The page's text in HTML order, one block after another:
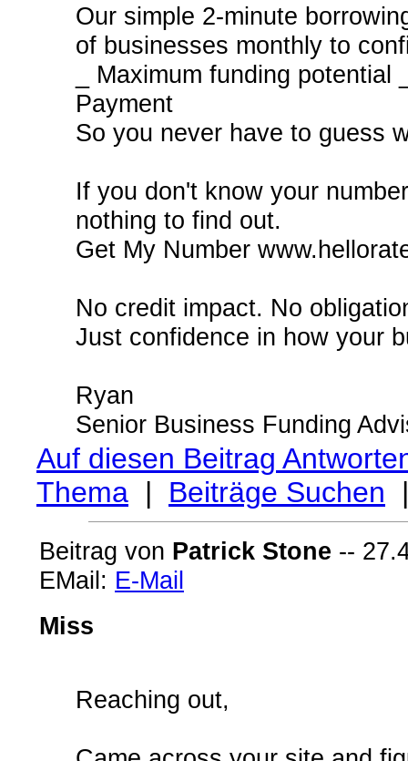
Our simple 2-minute
of businesses monthly to
_ Maximum funding
Payment
So you never have to guess
If you don't know your
nothing to find out.
Get My Number
No credit impact. No
Just confidence in how your
Ryan
Senior Business Funding
Auf diesen Beitrag
Thema | Beiträge Suchen
Beitrag von Patrick Stone --
EMail: E-Mail
Miss
Reaching out,